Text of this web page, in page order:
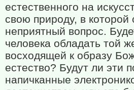
естественного на
свою природу, в
неприятный вопрос.
человека обладать той
восходящей к образу
естество? Будут ли эти
напичканные